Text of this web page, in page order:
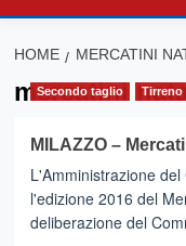
HOME MERCATINI
mercatini
Secondo taglio Tirreno
MILAZZO –
L'Amministrazione
l'edizione 2016 del
deliberazione del